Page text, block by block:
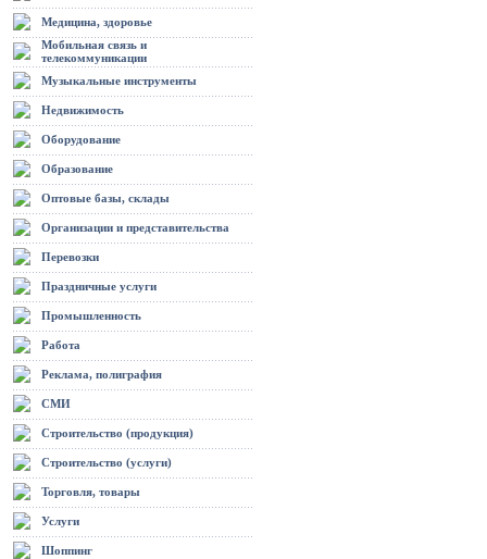
Медицина, здоровье
Мобильная связь и
телекоммуникации
Музыкальные инструменты
Недвижимость
Оборудование
Образование
Оптовые базы, склады
Организации и представительства
Перевозки
Праздничные услуги
Промышленность
Работа
Реклама, полиграфия
СМИ
Строительство (продукция)
Строительство (услуги)
Торговля, товары
Услуги
Шоппинг